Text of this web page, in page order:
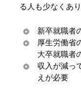
る人も少なくあり
新卒就職者
厚生労働省
大卒就職者
収入が減っ
えが必要